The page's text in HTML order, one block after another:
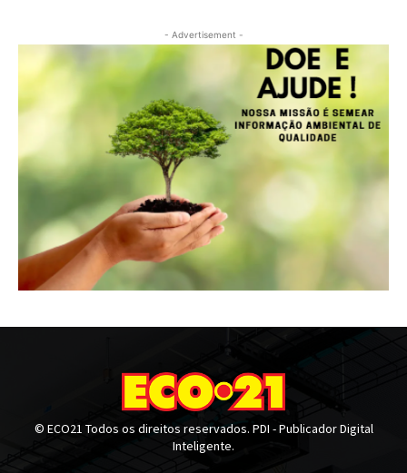
- Advertisement -
© ECO21 Todos os direitos reservados. PDI - Publicador Digital
Inteligente.